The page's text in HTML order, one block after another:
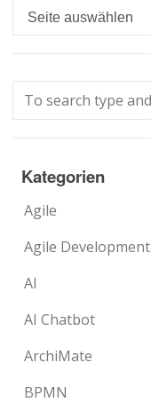
Languages
Kategorien
Agile
Agile Development
AI
AI Chatbot
ArchiMate
BPMN